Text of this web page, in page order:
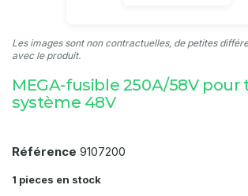
Les images sont non contractuelles, de petites
avec le produit.
MEGA-fusible 250A/58V pour
système 48V
Référence 9107200
1 pieces en stock